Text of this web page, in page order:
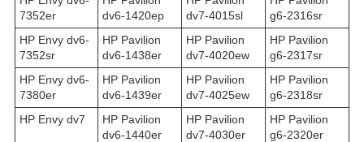
7352er
dv6-1420ep
dv7-4015sl
g6-2316sr
HP Envy dv6-
7352sr
HP Pavilion
dv6-1438er
HP Pavilion
dv7-4020ew
HP Pavilion
g6-2317sr
HP Envy dv6-
7380er
HP Pavilion
dv6-1439er
HP Pavilion
dv7-4025ew
HP Pavilion
g6-2318sr
HP Envy dv7
HP Pavilion
dv6-1440er
HP Pavilion
dv7-4030er
HP Pavilion
g6-2320er